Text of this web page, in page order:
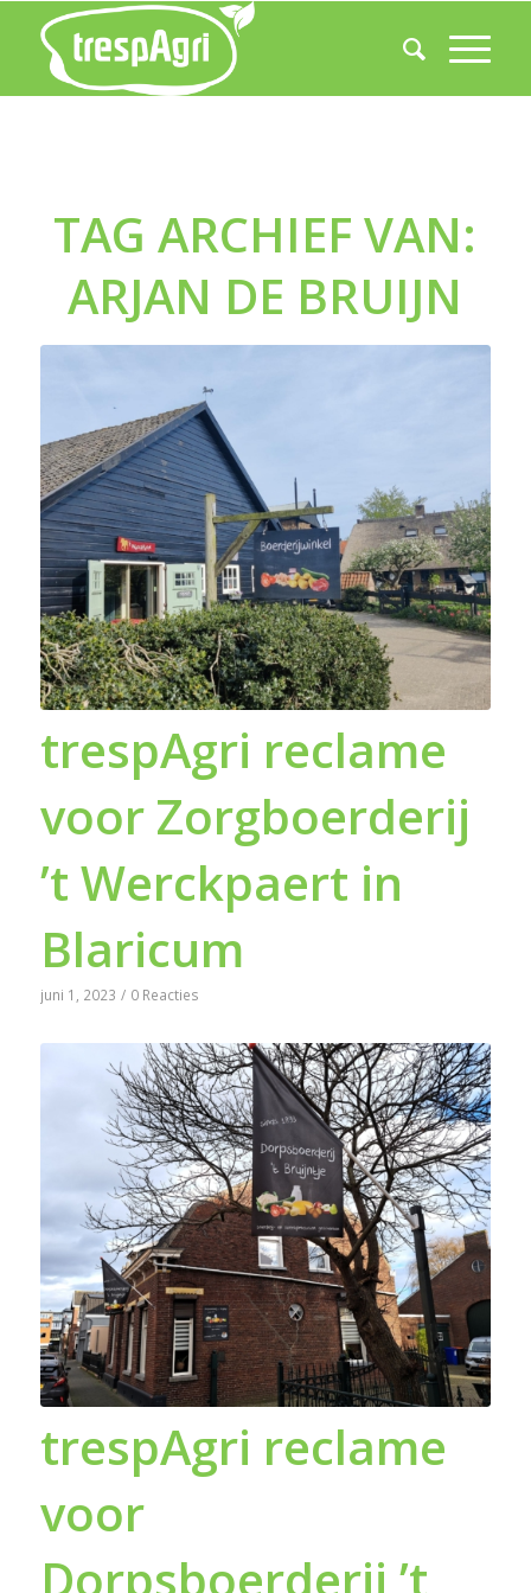
TAG ARCHIEF VAN:
ARJAN DE BRUIJN
trespAgri reclame
voor Zorgboerderij
’t Werckpaert in
Blaricum
juni 1, 2023 / 0 Reacties
trespAgri reclame
voor
Dorpsboerderij ’t